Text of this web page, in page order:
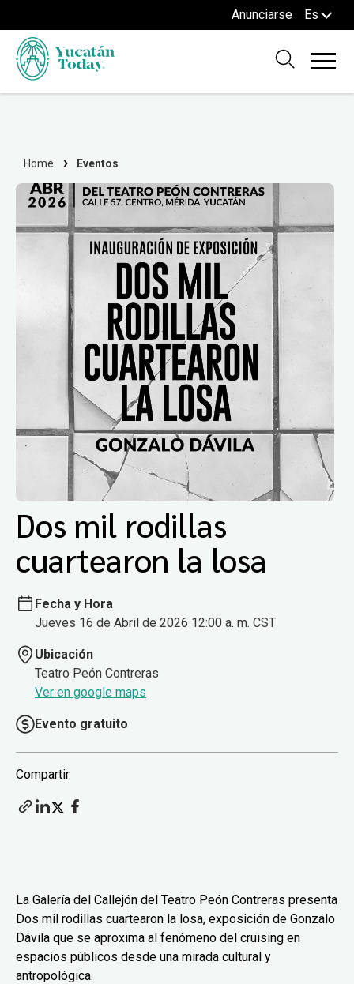
Anunciarse Es
Home Eventos
Dos mil rodillas
cuartearon la losa
Fecha y Hora
Jueves 16 de Abril de 2026 12:00 a. m. CST
Ubicación
Teatro Peón Contreras
Ver en google maps
Evento gratuito
Compartir
La Galería del Callejón del Teatro Peón Contreras presenta
Dos mil rodillas cuartearon la losa, exposición de Gonzalo
Dávila que se aproxima al fenómeno del cruising en
espacios públicos desde una mirada cultural y
antropológica.